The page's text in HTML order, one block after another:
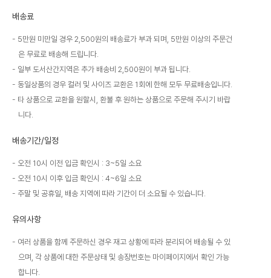
배송료
5만원 미만일 경우 2,500원의 배송료가 부과 되며, 5만원 이상의 주문건
은 무료로 배송해 드립니다.
일부 도서산간지역은 추가 배송비 2,500원이 부과 됩니다.
동일상품의 경우 컬러 및 사이즈 교환은 1회에 한해 모두 무료배송입니다.
타 상품으로 교환을 원할시, 환불 후 원하는 상품으로 주문해 주시기 바랍
니다.
배송기간/일정
오전 10시 이전 입금 확인시 : 3~5일 소요
오전 10시 이후 입금 확인시 : 4~6일 소요
주말 및 공휴일, 배송 지역에 따라 기간이 더 소요될 수 있습니다.
유의사항
여러 상품을 함께 주문하신 경우 재고 상황에 따라 분리되어 배송될 수 있
으며, 각 상품에 대한 주문상태 및 송장번호는 마이페이지에서 확인 가능
합니다.